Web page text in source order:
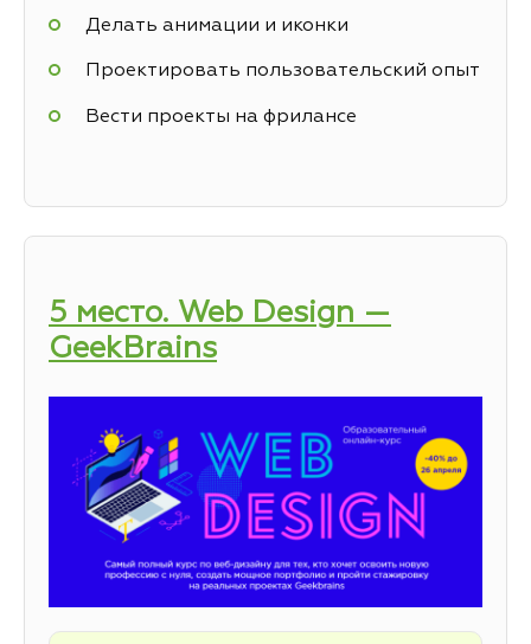
Делать анимации и иконки
Проектировать пользовательский опыт
Вести проекты на фрилансе
5 место. Web Design —
GeekBrains